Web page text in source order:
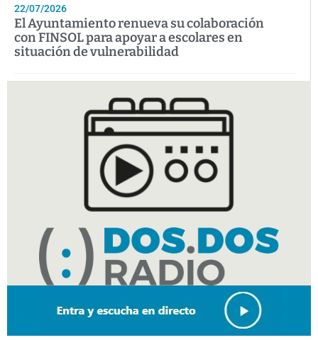
22/07/2026
El Ayuntamiento renueva su colaboración
con FINSOL para apoyar a escolares en
situación de vulnerabilidad